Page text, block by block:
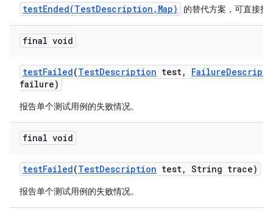
testEnded(TestDescription,Map)
的替代方案，可直接指
final void
testFailed(TestDescription test, Failure
failure)
报告单个测试用例的失败情况。
final void
testFailed(TestDescription test, String trace)
报告单个测试用例的失败情况。